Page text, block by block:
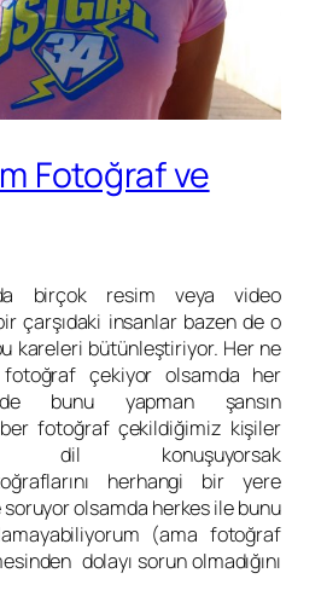
Fotoğraf ve
birçok resim veya video
çarşıdaki insanlar bazen de o
kareleri bütünleştiriyor. Her ne
çekiyor olsamda her
bunu yapman şansın
fotoğraf çekildiğimiz kişiler
konuşuyorsak
herhangi bir yere
olsamda herkes ile bunu
(ama fotoğraf
dolayı sorun olmadığını